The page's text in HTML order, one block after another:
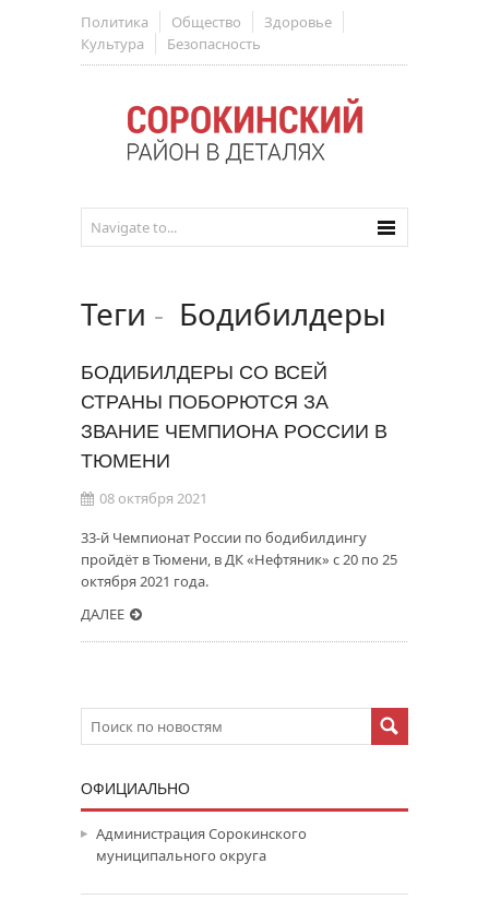
Политика Общество
Здоровье
Культура
Безопасность
Теги - Бодибилдеры
БОДИБИЛДЕРЫ СО ВСЕЙ
СТРАНЫ ПОБОРЮТСЯ ЗА
ЗВАНИЕ ЧЕМПИОНА РОССИИ В
ТЮМЕНИ
08 октября 2021
33-й Чемпионат России по бодибилдингу
пройдёт в Тюмени, в ДК «Нефтяник» с 20 по 25
октября 2021 года.
ДАЛЕЕ
ОФИЦИАЛЬНО
Администрация Сорокинского
муниципального округа